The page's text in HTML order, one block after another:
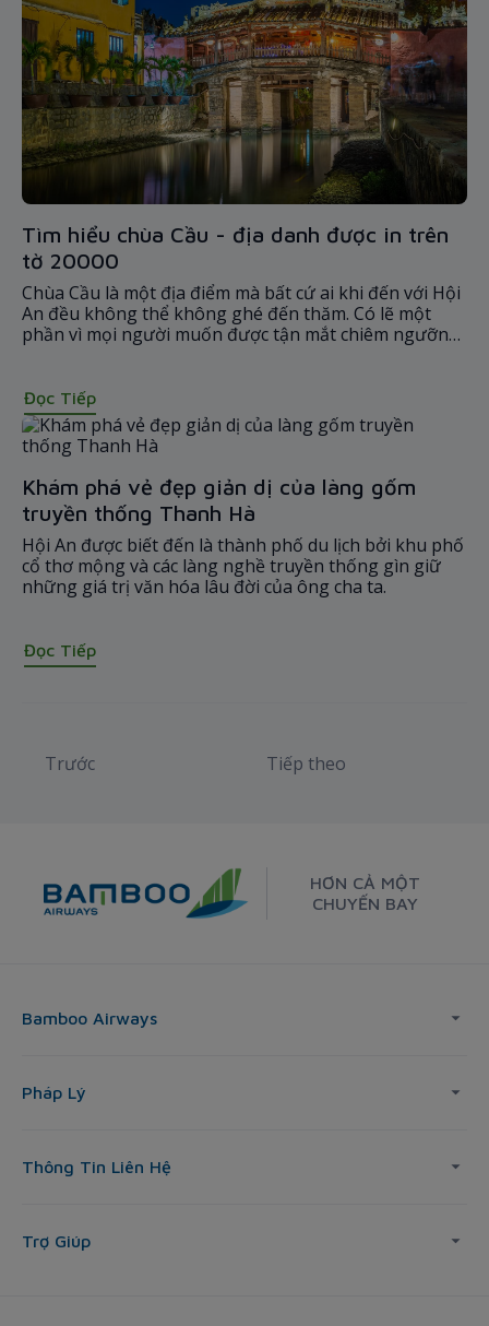
Tìm hiểu chùa Cầu - địa danh được in trên
tờ 20000
Chùa Cầu là một địa điểm mà bất cứ ai khi đến với Hội
An đều không thể không ghé đến thăm. Có lẽ một
phần vì mọi người muốn được tận mắt chiêm ngưỡng
biệt của nó.
Đọc Tiếp
Khám phá vẻ đẹp giản dị của làng gốm
truyền thống Thanh Hà
Hội An được biết đến là thành phố du lịch bởi khu phố
cổ thơ mộng và các làng nghề truyền thống gìn giữ
những giá trị văn hóa lâu đời của ông cha ta.
Đọc Tiếp
Trước Tiếp theo
HƠN CẢ MỘT
CHUYẾN BAY
Bamboo Airways
Pháp Lý
Thông Tin Liên Hệ
Trợ Giúp